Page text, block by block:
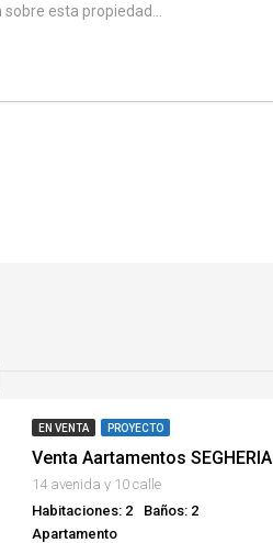
EN VENTA PROYECTO
Venta Aartamentos SEGHERIA
14 avenida y 10 calle
Habitaciones: 2
Baños: 2
Apartamento